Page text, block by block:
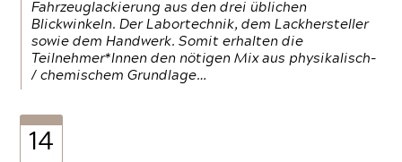
Fahrzeuglackierung aus den drei üblichen
Blickwinkeln. Der Labortechnik, dem Lackhersteller
sowie dem Handwerk. Somit erhalten die
Teilnehmer*Innen den nötigen Mix aus physikalisch-
/ chemischem Grundlage…
14